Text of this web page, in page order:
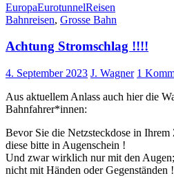
EuropaEurotunnelReisen
Bahnreisen, Grosse Bahn
Achtung Stromschlag !!!!
4. September 2023 J. Wagner 1
Aus aktuellem Anlass auch hier die
Bahnfahrer*innen:
Bevor Sie die Netzsteckdose in
diese bitte in Augenschein !
Und zwar wirklich nur mit den
nicht mit Händen oder Gegenständen !